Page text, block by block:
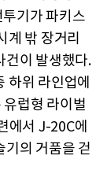
기가 파키스
계 밖 장거리
건이 발생했다.
하위 라인업에
럽형 라이벌
에서 J-20C에
기의 거품을 걷